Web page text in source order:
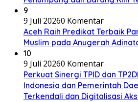
9
9 Juli 20260 Komentar
Aceh Raih Predikat Terbaik
Muslim pada Anugerah
10
9 Juli 20260 Komentar
Perkuat Sinergi TPID dan
Indonesia dan Pemerintah
Terkendali dan Digitalisasi